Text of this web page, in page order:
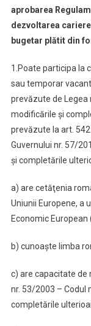
aprobarea
dezvoltarea
bugetar plătit din
1.Poate participa la
sau temporar vacant
prevăzute de Legea
modificările şi
prevăzute la art.
Guvernului nr. 57/
şi completările
a) are cetăţenia
Uniunii Europene, a
Economic
b) cunoaşte limba
c) are capacitate de
nr. 53/2003 – Codul
completările